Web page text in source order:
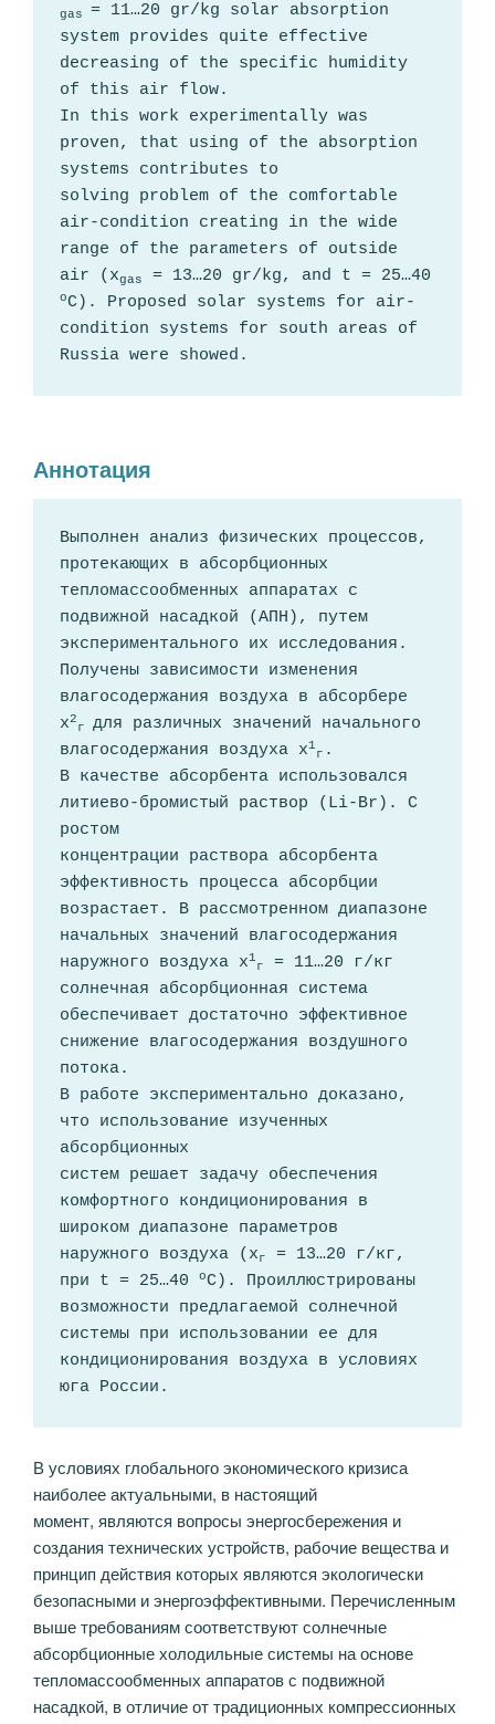
gas = 11…20 gr/kg solar absorption
system provides quite effective
decreasing of the specific humidity
of this air flow.
In this work experimentally was
proven, that using of the absorption
systems contributes to
solving problem of the comfortable
air-condition creating in the wide
range of the parameters of outside
air (хgas
оC). Proposed solar systems for air-
condition systems for south areas of
Russia were showed.
Аннотация
Выполнен анализ физических процессов,
протекающих в абсорбционных
тепломассообменных аппаратах с
подвижной насадкой (АПН), путем
экспериментального их исследования.
Получены зависимости изменения
влагосодержания воздуха в абсорбере
х2
г для различных значений начального
влагосодержания воздуха х1
г .
В качестве абсорбента использовался
литиево-бромистый раствор (Li-Br). С
ростом
концентрации раствора абсорбента
эффективность процесса абсорбции
возрастает. В рассмотренном диапазоне
начальных значений влагосодержания
наружного воздуха х1
г
= 11…20 г/кг
солнечная абсорбционная система
обеспечивает достаточно эффективное
снижение влагосодержания воздушного
потока.
В работе экспериментально доказано,
что использование изученных
абсорбционных
систем решает задачу обеспечения
комфортного кондиционирования в
широком диапазоне параметров
наружного воздуха (хг
= 13…20 г/кг,
при t = 25…40
оC). Проиллюстрированы
возможности предлагаемой солнечной
системы при использовании ее для
кондиционирования воздуха в условиях
юга России.
В условиях глобального экономического кризиса
наиболее актуальными, в настоящий
момент, являются вопросы энергосбережения и
создания технических устройств, рабочие вещества и
принцип действия которых являются экологически
безопасными и энергоэффективными. Перечисленным
выше требованиям соответствуют солнечные
абсорбционные холодильные системы на основе
тепломассообменных аппаратов с подвижной
насадкой, в отличие от традиционных компрессионных